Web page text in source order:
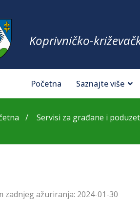
Koprivničko-
Početna Saznajte više
Servisi za građane i
zadnjeg ažuriranja: 2024-01-30